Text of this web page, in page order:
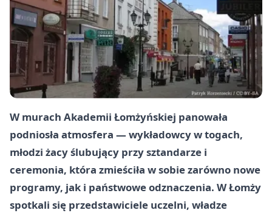
W murach Akademii Łomżyńskiej panowała
podniosła atmosfera — wykładowcy w togach,
młodzi żacy ślubujący przy sztandarze i
ceremonia, która zmieściła w sobie zarówno nowe
programy, jak i państwowe odznaczenia. W Łomży
spotkali się przedstawiciele uczelni, władze